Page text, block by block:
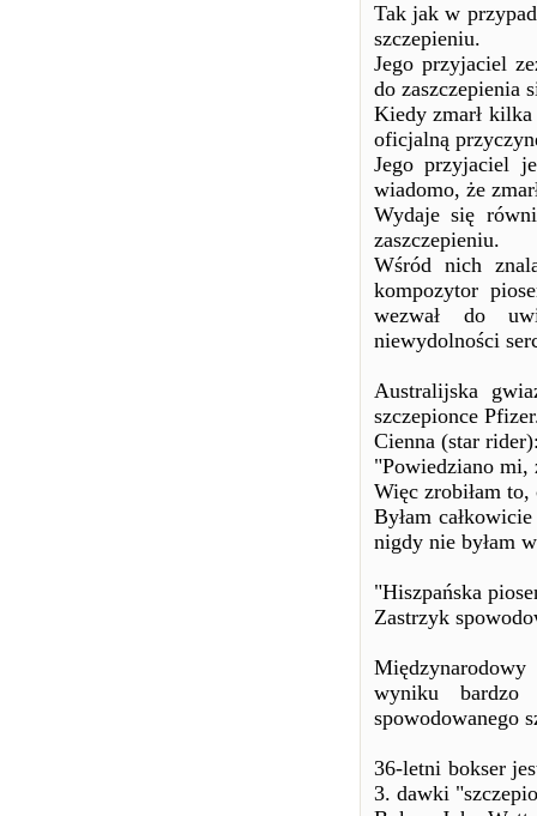
Tak jak w
szczepieniu.
Jego przyjaciel
do zaszczepienia
Kiedy zmarł
oficjalną
Jego przyjaciel
wiadomo, że
Wydaje się
zaszczepieniu.
Wśród nich
kompozytor
wezwał do
niewydolności
Australijska
szczepionce
Cienna (star
"Powiedziano mi,
Więc zrobiłam to,
Byłam
nigdy nie byłam
"Hiszpańska
Zastrzyk
wyniku bardzo
spowodowanego
36-letni bokser
3. dawki